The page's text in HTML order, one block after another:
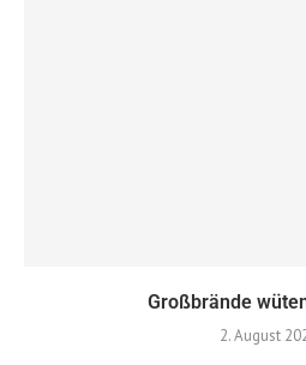
Großbrände
2. August